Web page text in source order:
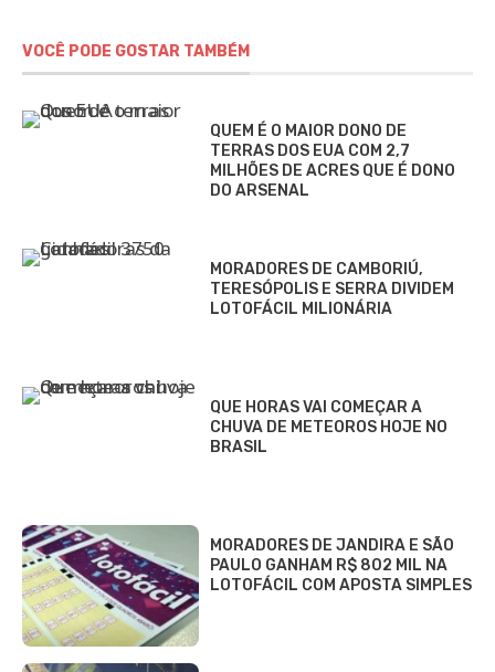
VOCÊ PODE GOSTAR TAMBÉM
QUEM É O MAIOR DONO DE
TERRAS DOS EUA COM 2,7
MILHÕES DE ACRES QUE É DONO
DO ARSENAL
MORADORES DE CAMBORIÚ,
TERESÓPOLIS E SERRA DIVIDEM
LOTOFÁCIL MILIONÁRIA
QUE HORAS VAI COMEÇAR A
CHUVA DE METEOROS HOJE NO
BRASIL
MORADORES DE JANDIRA E SÃO
PAULO GANHAM R$ 802 MIL NA
LOTOFÁCIL COM APOSTA SIMPLES